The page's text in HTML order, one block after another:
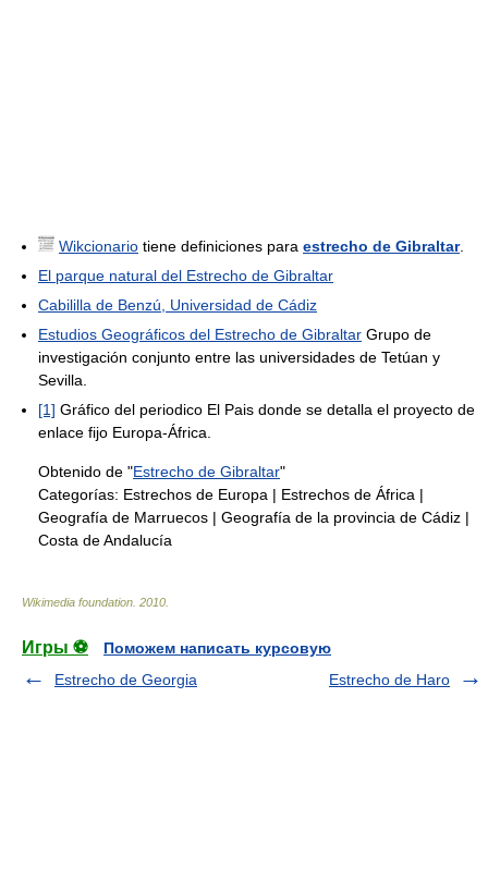
Wikcionario tiene definiciones para estrecho de Gibraltar.
El parque natural del Estrecho de Gibraltar
Cabililla de Benzú, Universidad de Cádiz
Estudios Geográficos del Estrecho de Gibraltar Grupo de
investigación conjunto entre las universidades de Tetúan y
Sevilla.
[1] Gráfico del periodico El Pais donde se detalla el proyecto de
enlace fijo Europa-África.
Obtenido de "Estrecho de Gibraltar"
Categorías: Estrechos de Europa | Estrechos de África |
Geografía de Marruecos | Geografía de la provincia de Cádiz |
Costa de Andalucía
Wikimedia foundation 2010
Игры ⚽
Поможем написать курсовую
Estrecho de Georgia
Estrecho de Haro